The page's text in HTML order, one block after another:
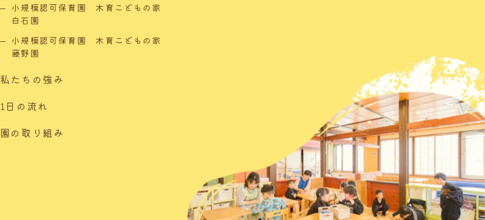
小規模認可保育園 木育こどもの家
白石園
小規模認可保育園 木育こどもの家
藤野園
私たちの強み
1日の流れ
園の取り組み